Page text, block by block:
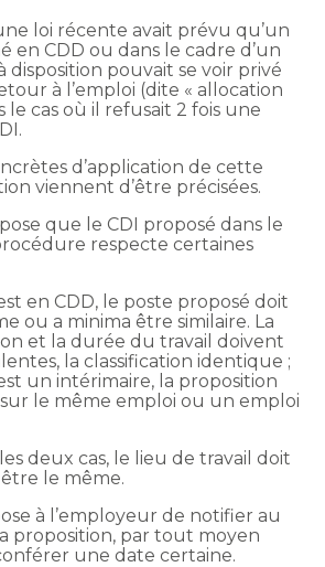
loi récente avait prévu qu’un
en CDD ou dans le cadre d’un
disposition pouvait se voir privé
à l’emploi (dite « allocation
le cas où il refusait 2 fois une
d’application de cette
viennent d’être précisées.
que le CDI proposé dans le
respecte certaines
en CDD, le poste proposé doit
ou a minima être similaire. La
et la durée du travail doivent
la classification identique ;
un intérimaire, la proposition
le même emploi ou un emploi
deux cas, le lieu de travail doit
le même.
à l’employeur de notifier au
proposition, par tout moyen
une date certaine.